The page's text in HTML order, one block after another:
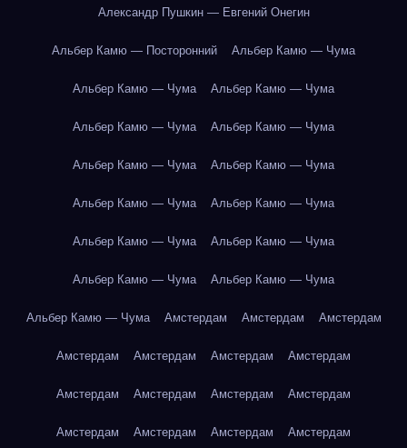
Александр Пушкин — Евгений Онегин
Альбер Камю — Посторонний Альбер Камю — Чума
Альбер Камю — Чума Альбер Камю — Чума
Альбер Камю — Чума Альбер Камю — Чума
Альбер Камю — Чума Альбер Камю — Чума
Альбер Камю — Чума Альбер Камю — Чума
Альбер Камю — Чума Альбер Камю — Чума
Альбер Камю — Чума Альбер Камю — Чума
Альбер Камю — Чума Амстердам Амстердам Амстердам
Амстердам Амстердам Амстердам Амстердам
Амстердам Амстердам Амстердам Амстердам
Амстердам Амстердам Амстердам Амстердам